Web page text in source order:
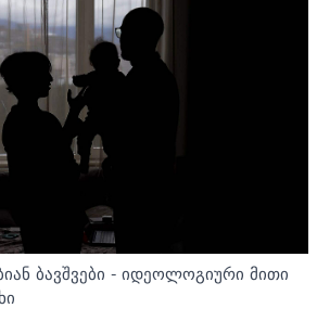
ბავშვები - იდეოლოგიური მითი